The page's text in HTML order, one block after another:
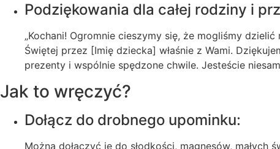
Podziękowania dla całej rodziny i
„Kochani! Ogromnie cieszymy się, że mogliśmy
Świętej przez [Imię dziecka] właśnie z Wami.
prezenty i wspólnie spędzone chwile. Jesteście
Jak to wręczyć?
Dołącz do drobnego upominku:
Można dołączyć je do słodkości, magnesów, małych